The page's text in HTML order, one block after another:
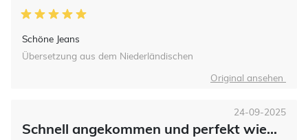
Schöne Jeans
Übersetzung aus dem Niederländischen
Original ansehen
Schnell angekommen und perfekt wie...
24-09-2025